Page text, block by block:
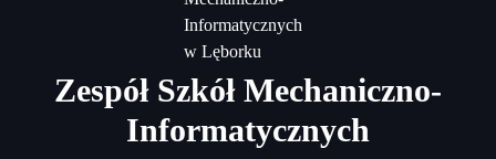
Zespół Szkół Mechaniczno-
Informatycznych